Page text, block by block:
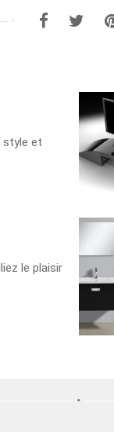
style et
le plaisir